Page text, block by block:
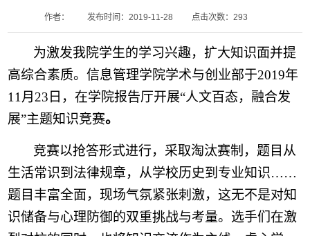
作者： 发布时间：2019-11-28 点击次数： 293
为激发我院学生的学习兴趣，扩大知识面并提
高综合素质。信息管理学院学术与创业部于2019年
11月23 日 ，在学院报告厅开展“人文百态，融合发
展”主题知识竞赛。
竞赛以抢答形式进行， 采取淘汰赛制，题目 从
生活常识到法律规章，从学校历史到专业知识……
题目丰富全面，现场气氛紧张刺激，这无不是对知
识储备与心理防御的双重挑战与考量。 选手们在激